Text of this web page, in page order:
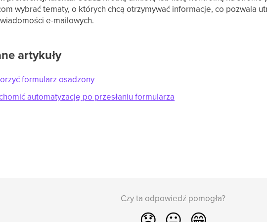
wybrać tematy, o których chcą otrzymywać informacje, co pozwala
e-mailowych.
artykuły
formularz osadzony
automatyzację po przesłaniu formularza
Czy ta odpowiedź pomogła?